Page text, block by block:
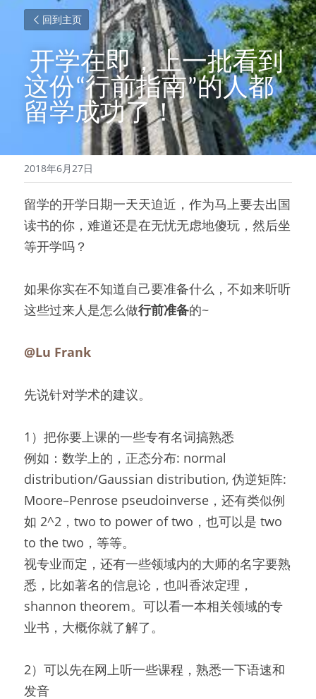
回到主页
这份“行前指南”的人都
留学成功了！
2018年6月27日
留学的开学日期一天天迫近，作为马上要去出国
读书的你，难道还是在无忧无虑地傻玩，然后坐
等开学吗？
如果你实在不知道自己要准备什么，不如来听听
这些过来人是怎么做行前准备的~
@Lu Frank
先说针对学术的建议。
1）把你要上课的一些专有名词搞熟悉
例如：数学上的，正态分布: normal
distribution/Gaussian distribution, 伪逆矩阵:
Moore–Penrose pseudoinverse，还有类似例
如 2^2，two to power of two，也可以是 two
to the two，等等。
视专业而定，还有一些领域内的大师的名字要熟
悉，比如著名的信息论，也叫香浓定理，
shannon theorem。可以看一本相关领域的专
业书，大概你就了解了。
2）可以先在网上听一些课程，熟悉一下语速和
发音